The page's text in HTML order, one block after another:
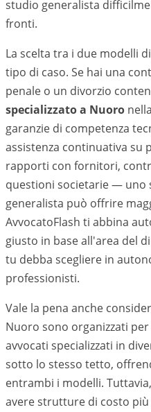
studio generalista
fronti.
La scelta tra i due modelli
tipo di caso. Se hai una
penale o un divorzio
specializzato a Nuoro
garanzie di competenza
assistenza continuativa
rapporti con fornitori,
questioni societarie — uno
generalista può offrire
AvvocatoFlash ti abbina
giusto in base all'area del
tu debba scegliere in
professionisti.
Vale la pena anche
Nuoro sono organizzati
avvocati specializzati in
sotto lo stesso tetto,
entrambi i modelli.
avere strutture di costo